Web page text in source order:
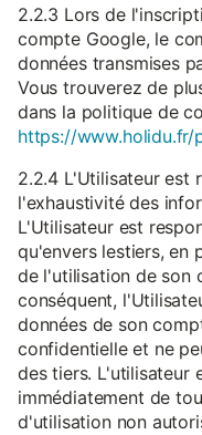
2.2.3 Lors de
compte Google, le
données transmises
Vous trouverez de
dans la politique de
https://www.holidu.fr/
2.2.4 L'Utilisateur est
l'exhaustivité des
L'Utilisateur est
qu'envers lestiers, en
de l'utilisation de son
conséquent,
données de son
confidentielle et ne
des tiers. L'utilisateur
immédiatement de
d'utilisation non